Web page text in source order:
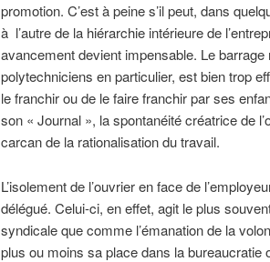
promotion. C’est à peine s’il peut, dans
à l’autre de la hiérarchie intérieure de
avancement devient impensable. Le
polytechniciens en particulier, est bien trop
le franchir ou de le faire franchir par ses
son « Journal », la spontanéité créatrice de
carcan de la rationalisation du travail.
L’isolement de l’ouvrier en face de
délégué. Celui-ci, en effet, agit le plus
syndicale que comme l’émanation de la
plus ou moins sa place dans la bureaucratie